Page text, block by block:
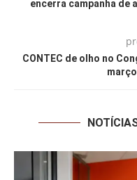
encerra campanha de
CONTEC de olho no